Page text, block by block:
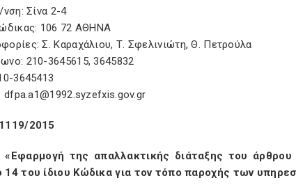
Σίνα 2-4
106 72 ΑΘΗΝΑ
Σ. Καραχάλιου, Τ. Σφελινιώτη, Θ. Πετρούλα
210-3645615, 3645832
3645413
dfpa.a1@1992.syzefxis.gov.gr
2015
«Εφαρμογή της απαλλακτικής διάταξης του
14 του ίδιου Κώδικα για τον τόπο παροχής των